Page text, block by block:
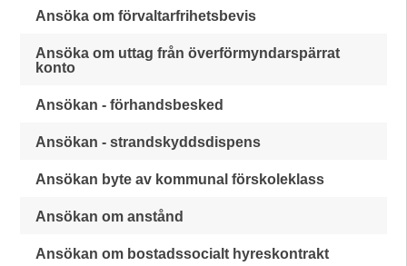
Ansöka om förvaltarfrihetsbevis
Ansöka om uttag från överförmyndarspärrat
konto
Ansökan - förhandsbesked
Ansökan - strandskyddsdispens
Ansökan byte av kommunal förskoleklass
Ansökan om anstånd
Ansökan om bostadssocialt hyreskontrakt